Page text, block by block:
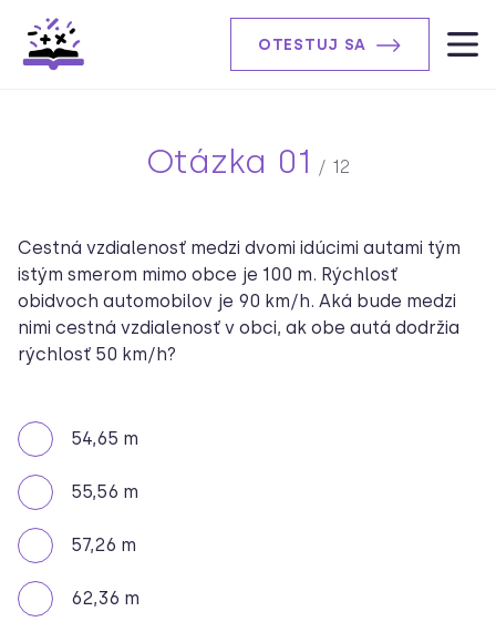
OTESTUJ SA
Otázka 01 / 12
Cestná vzdialenosť medzi dvomi idúcimi autami tým
istým smerom mimo obce je 100 m. Rýchlosť
obidvoch automobilov je 90 km/h. Aká bude medzi
nimi cestná vzdialenosť v obci, ak obe autá dodržia
rýchlosť 50 km/h?
54,65 m
55,56 m
57,26 m
62,36 m